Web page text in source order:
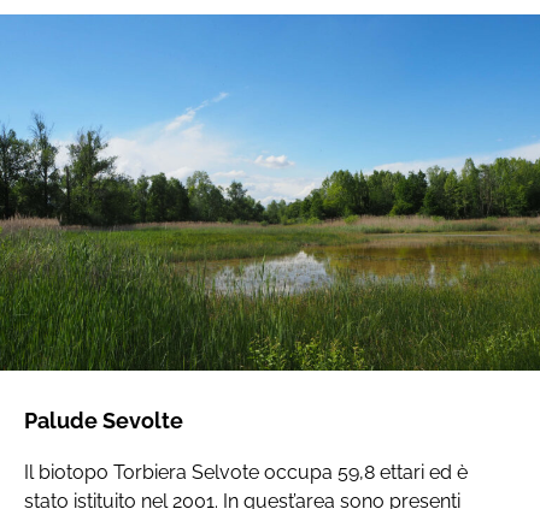
Palude Sevolte
Il biotopo Torbiera Selvote occupa 59,8 ettari ed è
stato istituito nel 2001. In quest’area sono presenti